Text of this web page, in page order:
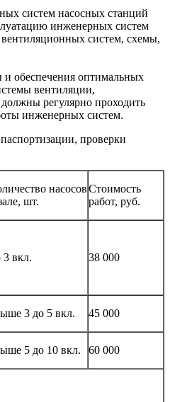
систем насосных станций
инженерных систем
систем, схемы,
обеспечения оптимальных
вентиляции,
регулярно проходить
инженерных систем.
проверки
насосов
шт.
Стоимость
работ, руб.
3 вкл. 38 000
3 до 5 вкл. 45 000
5 до 10 вкл. 60 000